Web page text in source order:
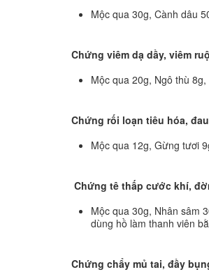
Mộc qua 30g, Cành dâu
Chứng viêm dạ dầy, viêm
Mộc qua 20g, Ngô thù
Chứng rối loạn tiêu hóa,
Mộc qua 12g, Gừng tươi
Chứng tê thấp cước khí,
Mộc qua 30g, Nhân sâm
dùng hồ làm thanh viên
Chứng chẩy mủ tai, đầy